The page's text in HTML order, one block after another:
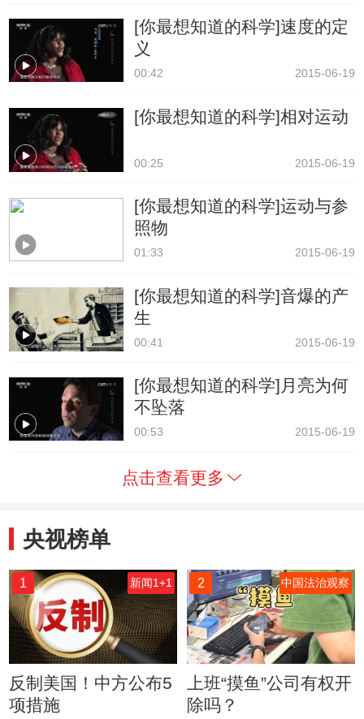
[你最想知道的科学]速度的定
义
00:42 2015-06-19
[你最想知道的科学]相对运动
00:25 2015-06-19
[你最想知道的科学]运动与参
照物
01:33 2015-06-19
[你最想知道的科学]音爆的产
生
00:41 2015-06-19
[你最想知道的科学]月亮为何
不坠落
00:53 2015-06-19
点击查看更多
央视榜单
1 新闻1+1
反制美国！中方公布5
项措施
2 中国法治观察
上班“摸鱼”公司有权开
除吗？